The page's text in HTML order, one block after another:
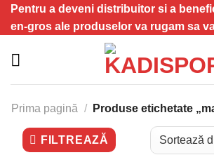
SkipPentru a deveni distribuitor si a
en-gros ale produselor va rugam sa
Prima pagină / Produse etichetate
FILTREAZĂ